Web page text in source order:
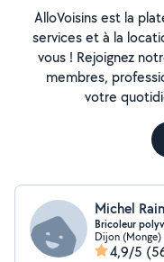
AlloVoisins est la
services et à la
vous ! Rejoignez
membres,
votre
Michel
Bricoleur
Dijon (Monge)
4,9/5